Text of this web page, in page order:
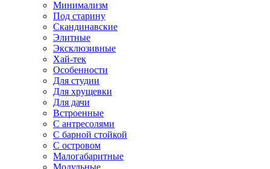
Минимализм
Под старину
Скандинавские
Элитные
Эксклюзивные
Хай-тек
Особенности
Для студии
Для хрущевки
Для дачи
Встроенные
С антресолями
С барной стойкой
С островом
Малогабаритные
Модульные